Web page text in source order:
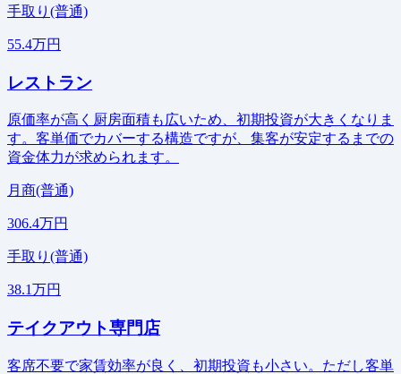
手取り(普通)
55.4万円
レストラン
原価率が高く厨房面積も広いため、初期投資が大きくなりま
す。客単価でカバーする構造ですが、集客が安定するまでの
資金体力が求められます。
月商(普通)
306.4万円
手取り(普通)
38.1万円
テイクアウト専門店
客席不要で家賃効率が良く、初期投資も小さい。ただし客単